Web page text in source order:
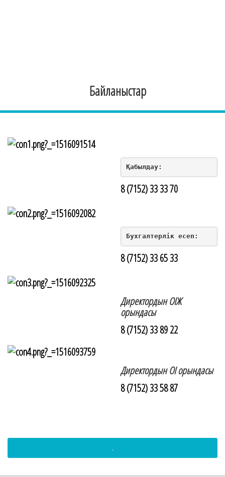
Байланыстар
Қабылдау:
8 (7152) 33 33 70
Бухгалтерлік есеп:
8 (7152) 33 65 33
Директордын ОІЖ
орындасы
8 (7152) 33 89 22
Директордын ОІ орындасы
8 (7152) 33 58 87
.